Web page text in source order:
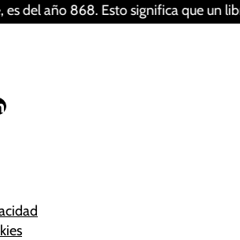
que un libro puede vivir